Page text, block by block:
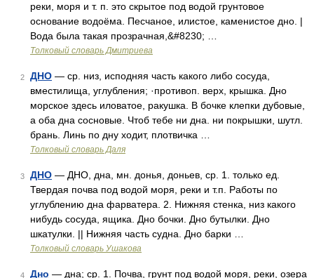
реки, моря и т. п. это скрытое под водой грунтовое
основание водоёма. Песчаное, илистое, каменистое дно. |
Вода была такая прозрачная,&#8230; …
Толковый словарь Дмитриева
2 ДНО — ср. низ, исподняя часть какого либо сосуда,
вместилища, углубления; ·противоп. верх, крышка. Дно
морское здесь иловатое, ракушка. В бочке клепки дубовые,
а оба дна сосновые. Чтоб тебе ни дна. ни покрышки, шутл.
брань. Линь по дну ходит, плотвичка …
Толковый словарь Даля
3 ДНО — ДНО, дна, мн. донья, доньев, ср. 1. только ед.
Твердая почва под водой моря, реки и т.п. Работы по
углублению дна фарватера. 2. Нижняя стенка, низ какого
нибудь сосуда, ящика. Дно бочки. Дно бутылки. Дно
шкатулки. || Нижняя часть судна. Дно барки …
Толковый словарь Ушакова
4 Дно — дна; ср. 1. Почва, грунт под водой моря, реки, озера